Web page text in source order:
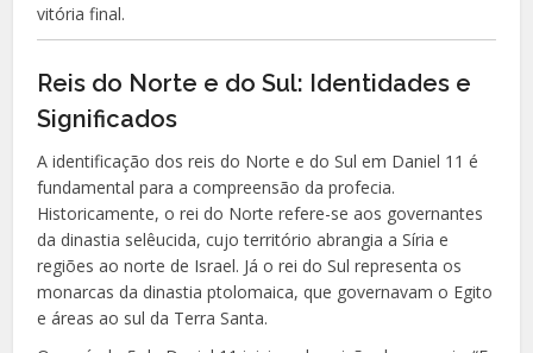
vitória final.
Reis do Norte e do Sul: Identidades e
Significados
A identificação dos reis do Norte e do Sul em Daniel 11 é
fundamental para a compreensão da profecia.
Historicamente, o rei do Norte refere-se aos governantes
da dinastia selêucida, cujo território abrangia a Síria e
regiões ao norte de Israel. Já o rei do Sul representa os
monarcas da dinastia ptolomaica, que governavam o Egito
e áreas ao sul da Terra Santa.